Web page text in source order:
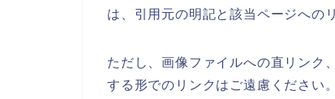
は、引用元の明記と該当ページへの
ただし、画像ファイルへの直リンク
する形でのリンクはご遠慮ください。